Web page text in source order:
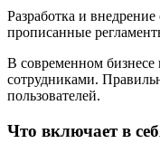
Разработка и
прописанные
В современном бизнесе
сотрудниками.
пользователей.
Что включает в